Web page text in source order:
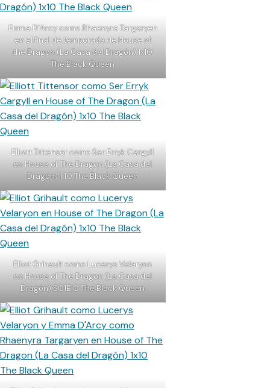
Emma D’Arcy como Rhaenyra Targaryen
en el final de temporada de House of
the Dragon (La Casa del Dragón) 1x10
The Black Queen
Elliott Tittensor como Ser Erryk Cargyll
en House of The Dragon (La Casa del
Dragón) 1.10 The Black Queen
Elliot Grihault como Lucerys Velaryon
en House of The Dragon (La Casa del
Dragón) S01E10 The Black Queen